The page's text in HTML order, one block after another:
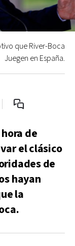
que River-Boca
Juegen en España.
de
el clásico
de
hayan
la